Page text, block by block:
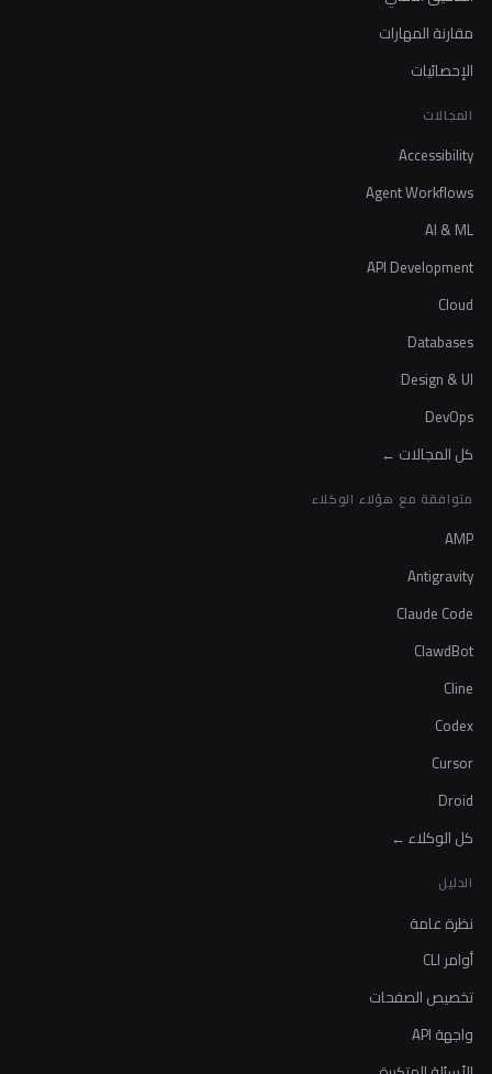
مقارنة المهارات
الإحصائيات
المجالات
Accessibility
Agent Workflows
AI & ML
API Development
Cloud
Databases
Design & UI
DevOps
كل المجالات ←
متوافقة مع هؤلاء الوكلاء
AMP
Antigravity
Claude Code
ClawdBot
Cline
Codex
Cursor
Droid
كل الوكلاء ←
الدليل
نظرة عامة
أوامر CLI
تخصيص الصفحات
واجهة API